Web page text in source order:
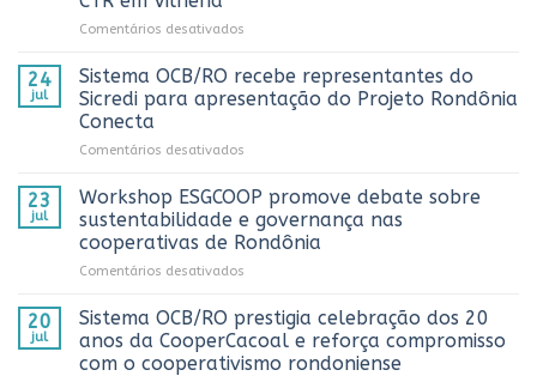
no
AnuárioCoop
2026
Comentários desativados
OCB/RO
prestigia
comemoração
Caminhoneiro
promovida
pela
Cooperativa
Vilhena
24
jul
Sistema OCB/RO recebe representantes do
Sicredi para apresentação do Projeto Rondônia
Conecta
Comentários desativados
OCB/RO
recebe
representantes
do
apresentação
Projeto
Rondônia
23
jul
Workshop ESGCOOP promove debate sobre
sustentabilidade e governança nas
cooperativas de Rondônia
Comentários desativados
ESGCOOP
promove
debate
sobre
20
jul
Sistema OCB/RO prestigia celebração dos 20
anos da CooperCacoal e reforça compromisso
com o cooperativismo rondoniense